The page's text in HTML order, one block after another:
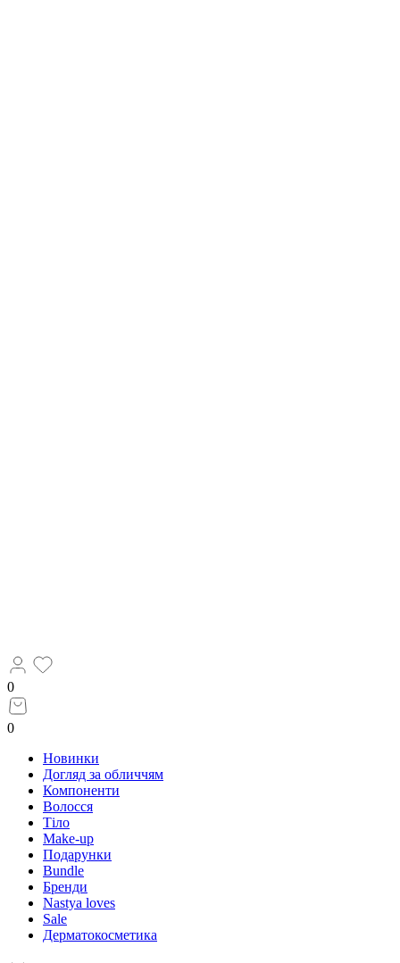
0
0
Новинки
Догляд за обличчям
Компоненти
Волосся
Тіло
Make-up
Подарунки
Bundle
Бренди
Nastya loves
Sale
Дерматокосметика